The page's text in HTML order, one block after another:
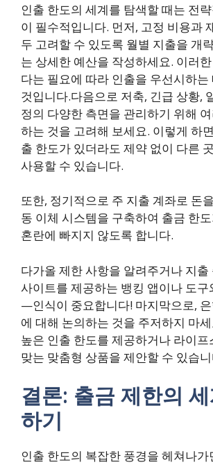
인출 한도의 세계를 탐색할 때는 전
이 필수적입니다. 먼저, 고정 비용과
두 고려할 수 있도록 월별 지출을 개
는 상세한 예산을 작성하세요. 이러
다는 필요에 따라 인출을 우선시하는
것입니다.다음으로 저축, 긴급 상황,
정의 다양한 측면을 관리하기 위해
하는 것을 고려해 보세요. 이렇게 하
출 한도가 있더라도 제약 없이 다른
사용할 수 있습니다.
또한, 정기적으로 주 지출 계좌로 돈
동 이체 시스템을 구축하여 출금 한
혼란에 빠지지 않도록 합니다.
다가올 제한 사항을 알려주거나 지출
사이트를 제공하는 뱅킹 앱이나 도구
—인식이 중요합니다! 마지막으로,
에 대해 논의하는 것을 주저하지 마
높은 인출 한도를 제공하거나 라이프
맞는 맞춤형 상품을 제안할 수 있습
결론: 출금 제한의
하기
인출 한도의 복잡한 풍경을 헤쳐나가